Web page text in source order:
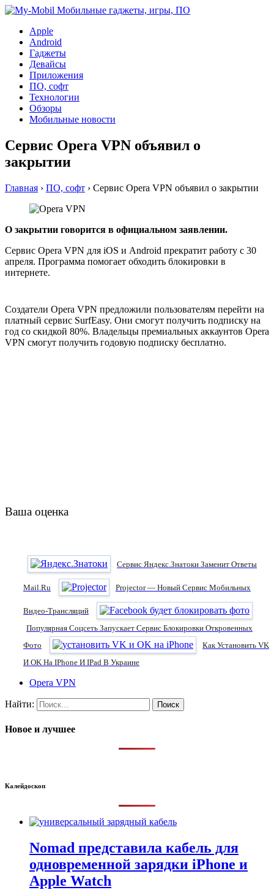
Apple
Android
Гаджеты
Девайсы
Приложения
ПО, софт
Технологии
Обзоры
Мобильные новости
Сервис Opera VPN объявил о
закрытии
Главная › ПО, софт › Сервис Opera VPN объявил о закрытии
О закрытии говорится в официальном заявлении.
Сервис Opera VPN для iOS и Android прекратит работу с 30
апреля. Программа помогает обходить блокировки в
интернете.
Создатели Opera VPN предложили пользователям перейти на
платный сервис SurfEasy. Они смогут получить подписку на
год со скидкой 80%. Владельцы премиальных аккаунтов Opera
VPN смогут получить годовую подписку бесплатно.
Ваша оценка
Сервис Яндекс.Знатоки Заменит Ответы
Mail.Ru Projector — Новый Сервис Мобильных
Видео-Трансляций
Популярная Соцсеть Запускает Сервис Блокировки Откровенных
Фото
Как Установить VK
И OK На IPhone И IPad В Украине
Opera VPN
Найти:
Новое и лучшее
Калейдоскоп
Nomad представила кабель для
одновременной зарядки iPhone и
Apple Watch